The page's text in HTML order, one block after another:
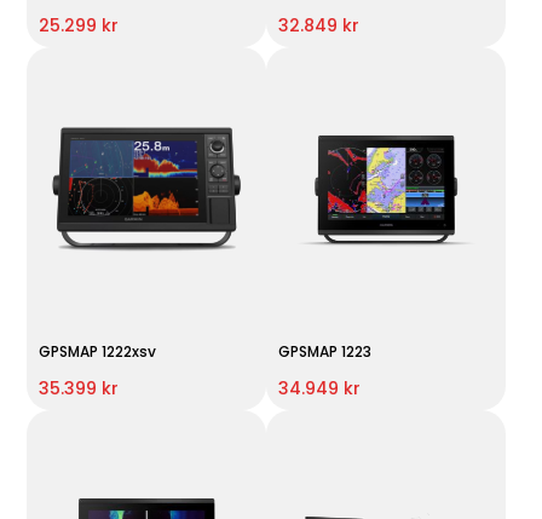
25.299 kr 32.849 kr
GPSMAP 1222xsv
35.399 kr
GPSMAP 1223
34.949 kr